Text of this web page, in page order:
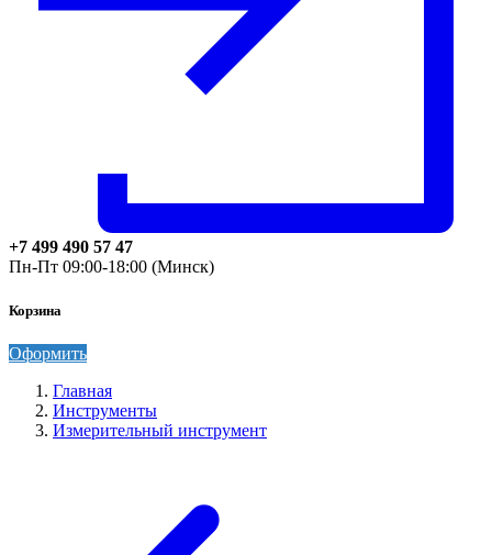
+7 499 490 57 47
Пн-Пт 09:00-18:00 (Минск)
Корзина
Оформить
Главная
Инструменты
Измерительный инструмент